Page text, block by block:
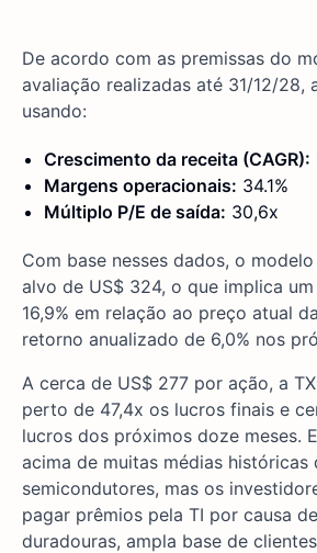
De acordo com as premissas do
avaliação realizadas até 31/12/28,
usando:
Crescimento da receita (CAGR):
Margens operacionais: 34.1%
Múltiplo P/E de saída: 30,6x
Com base nesses dados, o
alvo de US$ 324, o que implica
16,9% em relação ao preço atual
retorno anualizado de 6,0% nos
A cerca de US$ 277 por ação, a
perto de 47,4x os lucros finais e
lucros dos próximos doze meses.
acima de muitas médias históricas
semicondutores, mas os
pagar prêmios pela TI por causa
duradouras, ampla base de